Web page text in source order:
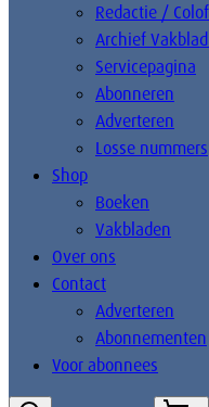
Redactie /
Archief
Servicepagina
Abonneren
Adverteren
Losse nummers
Shop
Boeken
Vakbladen
Over ons
Contact
Adverteren
Abonnementen
Voor abonnees